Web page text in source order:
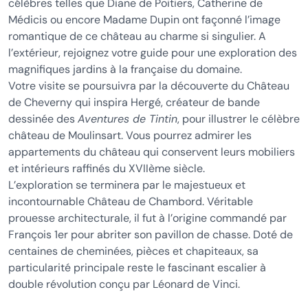
célèbres telles que Diane de Poitiers, Catherine de
Médicis ou encore Madame Dupin ont façonné l’image
romantique de ce château au charme si singulier. A
l’extérieur, rejoignez votre guide pour une exploration des
magnifiques jardins à la française du domaine.
Votre visite se poursuivra par la découverte du Château
de Cheverny qui inspira Hergé, créateur de bande
dessinée desAventures de Tintin, pour illustrer le célèbre
château de Moulinsart. Vous pourrez admirer les
appartements du château qui conservent leurs mobiliers
et intérieurs raffinés du XVIIème siècle.
L’exploration se terminera par le majestueux et
incontournable Château de Chambord. Véritable
prouesse architecturale, il fut à l’origine commandé par
François 1er pour abriter son pavillon de chasse. Doté de
centaines de cheminées, pièces et chapiteaux, sa
particularité principale reste le fascinant escalier à
double révolution conçu par Léonard de Vinci.